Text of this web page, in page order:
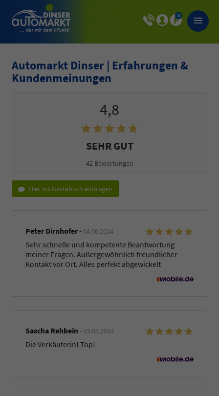
0
Automarkt Dinser | Erfahrungen &
Kundenmeinungen
4,8
SEHR GUT
42 Bewertungen
Hier ins Gästebuch eintragen
Peter Dirnhofer- 04.06.2024
Sehr schnelle und kompetente Beantwortung
meiner Fragen. Außergewöhnlich freundlicher
Kontakt vor Ort. Alles perfekt abgewickelt
Sascha Rehbein- 03.06.2024
Die Verkäuferin! Top!